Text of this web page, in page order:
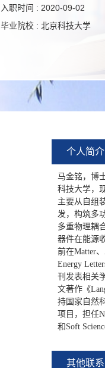
入职时间 : 2020-09-02
毕业院校 : 北京科技大学
个人简介
马金铭，博
科技大学，
主要从自组
发，构筑多
多重物理耦
器件在能源
前在Matter、
Energy
刊发表相关
文著作《
持国家自然
项目，担任
和 Soft
其他联